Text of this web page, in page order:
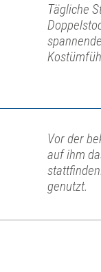
Tägliche
Vor der
auf ihm
genutzt.